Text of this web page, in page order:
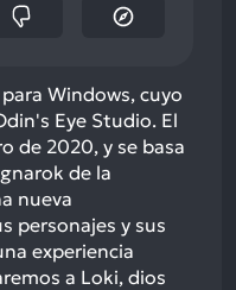
Windows, cuyo
Eye Studio. El
de 2020, y se basa
de la
nueva
personajes y sus
experiencia
a Loki, dios